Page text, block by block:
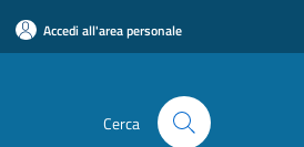
Accedi all'area personale
Cerca